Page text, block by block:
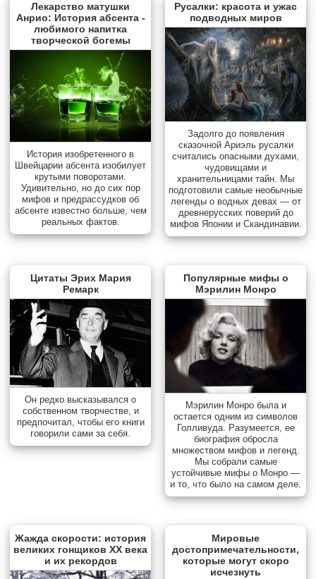
Лекарство матушки
Анрио: История абсента -
любимого напитка
творческой богемы
История изобретенного в
Швейцарии абсента изобилует
крутыми поворотами.
Удивительно, но до сих пор
мифов и предрассудков об
абсенте известно больше, чем
реальных фактов.
Русалки: красота и ужас
подводных миров
Задолго до появления
сказочной Ариэль русалки
считались опасными духами,
чудовищами и
хранительницами тайн. Мы
подготовили самые необычные
легенды о водных девах — от
древнерусских поверий до
мифов Японии и Скандинавии.
Цитаты Эрих Мария
Ремарк
Он редко высказывался о
собственном творчестве, и
предпочитал, чтобы его книги
говорили сами за себя.
Популярные мифы о
Мэрилин Монро
Мэрилин Монро была и
остается одним из символов
Голливуда. Разумеется, ее
биография обросла
множеством мифов и легенд.
Мы собрали самые
устойчивые мифы о Монро —
и то, что было на самом деле.
Жажда скорости: история
великих гонщиков XX века
и их рекордов
Мировые
достопримечательности,
которые могут скоро
исчезнуть